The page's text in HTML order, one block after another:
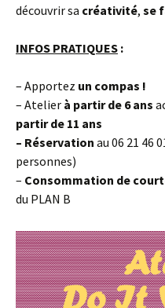
découvrir sa créativité, se
INFOS PRATIQUES :
– Apportez un compas !
– Atelier à partir de 6 ans
partir de 11 ans
– Réservation au 06 21 46
personnes)
– Consommation de
du PLAN B